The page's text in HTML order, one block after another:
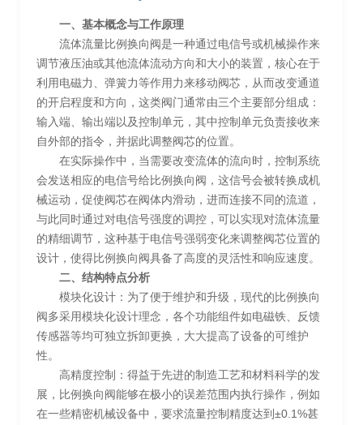
一、基本概念与工作原理
流体流量比例换向阀是一种通过电信号或机械操作来
调节液压油或其他流体流动方向和大小的装置，核心在于
利用电磁力、弹簧力等作用力来移动阀芯，从而改变通道
的开启程度和方向，这类阀门通常由三个主要部分组成：
输入端、输出端以及控制单元，其中控制单元负责接收来
自外部的指令，并据此调整阀芯的位置。
在实际操作中，当需要改变流体的流向时，控制系统
会发送相应的电信号给比例换向阀，这信号会被转换成机
械运动，促使阀芯在阀体内滑动，进而连接不同的流道，
与此同时通过对电信号强度的调控，可以实现对流体流量
的精细调节，这种基于电信号强弱变化来调整阀芯位置的
设计，使得比例换向阀具备了高度的灵活性和响应速度。
二、结构特点分析
模块化设计：为了便于维护和升级，现代的比例换向
阀多采用模块化设计理念，各个功能组件如电磁铁、反馈
传感器等均可独立拆卸更换，大大提高了设备的可维护
性。
高精度控制：得益于先进的制造工艺和材料科学的发
展，比例换向阀能够在极小的误差范围内执行操作，例如
在一些精密机械设备中，要求流量控制精度达到±0.1%甚